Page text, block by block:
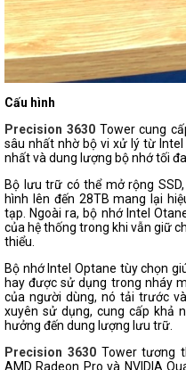
Cấu hình
Precision 3630 Tower cung
sâu nhất nhờ bộ vi xử lý từ
nhất và dung lượng bộ nhớ tối đa
Bộ lưu trữ có thể mở rộng
hình lên đến 28TB mang lại
tạp. Ngoài ra, bộ nhớ Intel
của hệ thống trong khi vẫn giữ
thiểu.
Bộ nhớ Intel Optane tùy chọn
hay được sử dụng trong nháy
của người dùng, nó tải trước
xuyên sử dụng, cung cấp khả
hưởng đến dung lượng lưu trữ.
Precision 3630 Tower tương
AMD Radeon Pro và NVIDIA